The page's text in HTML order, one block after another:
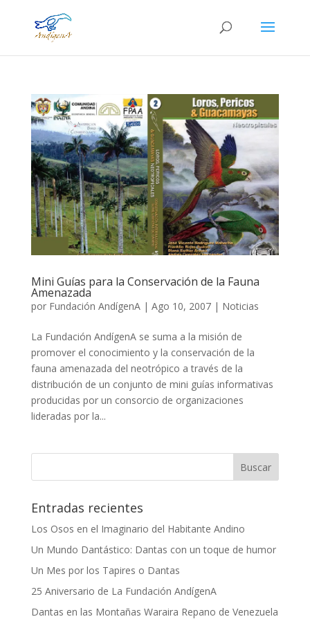
Mini Guías para la Conservación de la Fauna
Amenazada
por Fundación AndígenA| Ago 10, 2007| Noticias
La Fundación AndígenA se suma a la misión de
promover el conocimiento y la conservación de la
fauna amenazada del neotrópico a través de la
distribución de un conjunto de mini guías informativas
producidas por un consorcio de organizaciones
lideradas por la...
Entradas recientes
Los Osos en el Imaginario del Habitante Andino
Un Mundo Dantástico: Dantas con un toque de humor
Un Mes por los Tapires o Dantas
25 Aniversario de La Fundación AndígenA
Dantas en las Montañas Waraira Repano de Venezuela